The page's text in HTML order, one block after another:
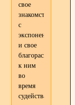
свое
знакомство
с
экспонентами
и свое
к ним
во
время
судейства